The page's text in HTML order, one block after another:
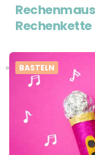
Rechenkette
BASTELN